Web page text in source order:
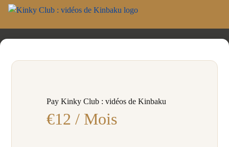
Pay Kinky Club : vidéos de Kinbaku
€12 / Mois